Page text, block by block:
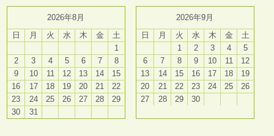
2026年8月
日
月 火 水 木 金
土
1
2
3 4 5 6 7
8
9
10 11 12 13 14
15
16
17 18 19 20 21
22
23
24 25 26 27 28
29
30
31
2026年9月
日
月 火 水 木 金
土
1
2 3 4
5
6
7 8 9 10 11
12
13
14 15 16 17 18
19
20
21 22 23 24 25
26
27
28 29 30